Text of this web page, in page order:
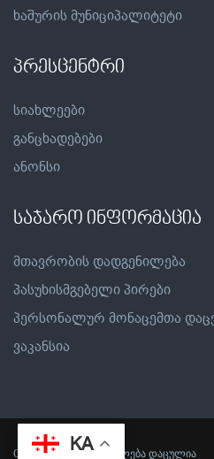
ხაშურის მუნიციპალიტეტი
პრესცენტრი
სიახლეები
განცხადებები
ანონსი
საჯარო ინფორმაცია
მთავრობის დადგენილება
პასუხისმგებელი პირები
პერსონალურ მონაცემთა
ვაკანსია
Copyright © ყველა უფლება დაცულია
KA